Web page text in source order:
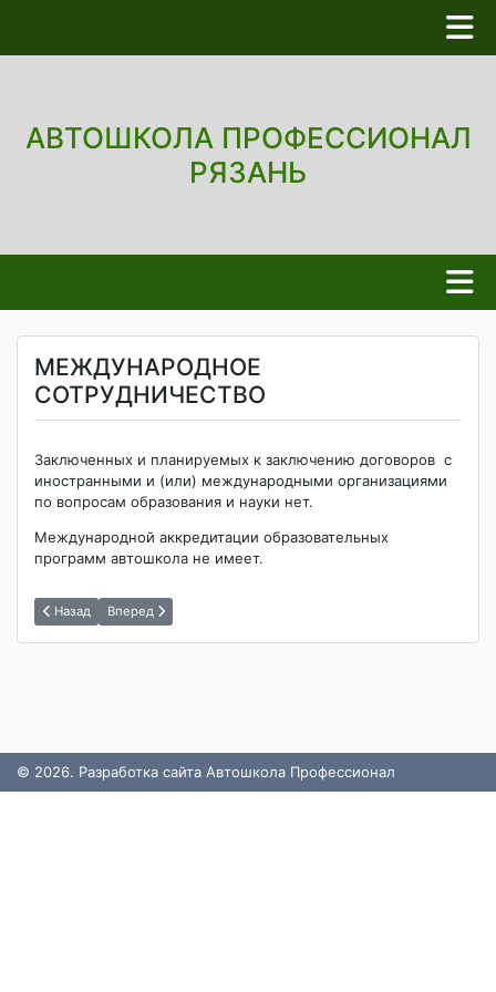
АВТОШКОЛА ПРОФЕССИОНАЛ
РЯЗАНЬ
МЕЖДУНАРОДНОЕ
СОТРУДНИЧЕСТВО
Заключенных и планируемых к заключению договоров с
иностранными и (или) международными организациями
по вопросам образования и науки нет.
Международной аккредитации образовательных
программ автошкола не имеет.
Назад Вперед
© 2026. Разработка сайта Автошкола Профессионал